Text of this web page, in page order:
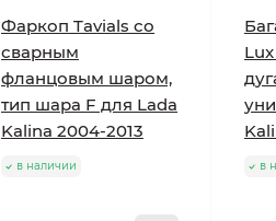
Фаркоп Tavials со
сварным
фланцовым шаром,
тип шара F для Lada
Kalina 2004-2013
в наличии в